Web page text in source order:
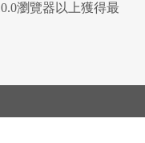
瀏覽器以上獲得最